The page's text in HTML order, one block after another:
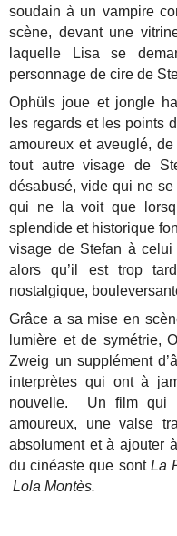
soudain à un vampire
scène, devant une
laquelle Lisa se
personnage de cire de
Ophüls joue et jongle
les regards et les points
amoureux et aveuglé,
tout autre visage de
désabusé, vide qui ne
qui ne la voit que
splendide et historique
visage de Stefan à
alors qu’il est trop
nostalgique,
Grâce a sa mise en
lumière et de symétrie,
Zweig un supplément
interprètes qui ont à
nouvelle. Un film qui
amoureux, une valse
absolument et à ajouter
du cinéaste que sont La
Lola Montès.